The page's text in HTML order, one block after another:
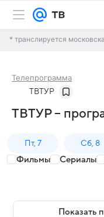
* транслируется
Телепрограмма
ТВТУР
ТВТУР –
Пт, 7 Сб, 8
Фильмы Сериалы
Показать